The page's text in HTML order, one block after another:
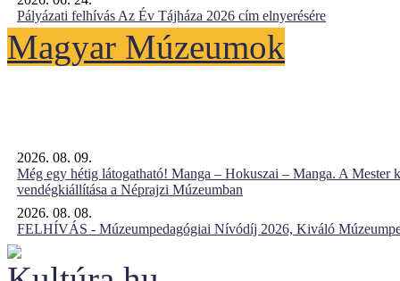
Pályázati felhívás Az Év Tájháza 2026 cím elnyerésére
Magyar Múzeumok
2026. 08. 09.
Még egy hétig látogatható! Manga – Hokuszai – Manga. A Mester
vendégkiállítása a Néprajzi Múzeumban
2026. 08. 08.
FELHÍVÁS - Múzeumpedagógiai Nívódíj 2026, Kiváló